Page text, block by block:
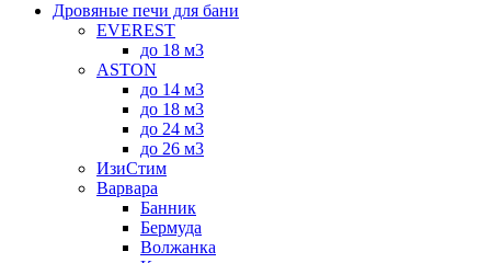
Дровяные печи для бани
EVEREST
до 18 м3
ASTON
до 14 м3
до 18 м3
до 24 м3
до 26 м3
ИзиСтим
Варвара
Банник
Бермуда
Волжанка